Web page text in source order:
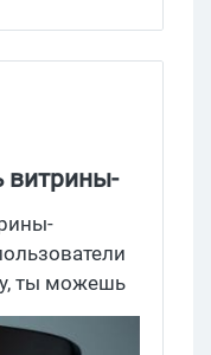
витрины-
ты можешь
самых